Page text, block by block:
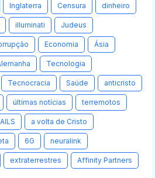
Inglaterra Censura dinheiro
illuminati Judeus
Economia Ásia
Tecnologia
Tecnocracia Saúde anticristo
últimas notícias terremotos
a volta de Cristo
6G neuralink
extraterrestres Affinity Partners